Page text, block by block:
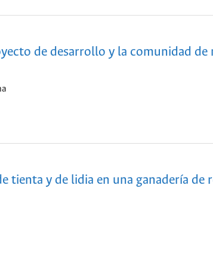
de desarrollo y la comunidad
y de lidia en una ganadería de